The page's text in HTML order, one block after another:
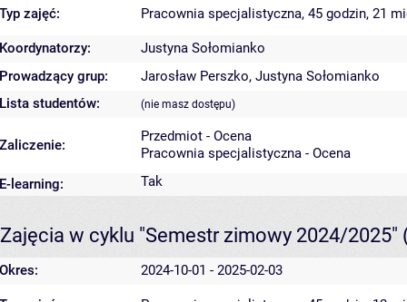
Typ zajęć: Pracownia specjalistyczna, 45 godzin, 21
Koordynatorzy:
Justyna Sołomianko
Prowadzący grup:
Jarosław Perszko, Justyna Sołomianko
Lista studentów:
(nie masz dostępu)
Zaliczenie:
Przedmiot - Ocena
Pracownia specjalistyczna - Ocena
E-learning:
Tak
Zajęcia w cyklu "Semestr zimowy 2024/2025"
Okres: 2024-10-01 - 2025-02-03